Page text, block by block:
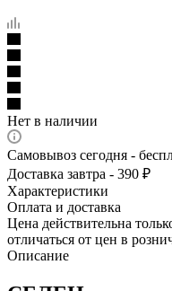
Нет в наличии
Самовывоз сегодня -
Доставка завтра - 390 ₽
Характеристики
Оплата и доставка
Цена действительна
отличаться от цен в
Описание